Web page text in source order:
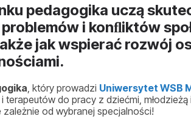
pedagogika uczą
i konﬂiktów
jak wspierać rozwój
, który prowadzi Uniwersytet WSB
do pracy z dziećmi, młodzieżą
od wybranej specjalności!